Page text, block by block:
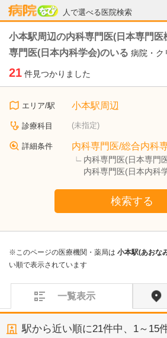
人で選べる医院検索
病院なび
小本駅周辺の内科専門医(日本専門
専門医(日本内科学会)のいる 病院・ク
21 件見つかりました
エリア/駅 小本駅周辺
診療科目 (未指定)
詳細条件 内科専門医/総合内科
内科専門医(日本専門
内科専門医(日本内科
検索する
※このページの医療機関・薬局は 小本駅(あおな
い順で表示されています
一覧表示
駅から近い順に21件中、 1～15